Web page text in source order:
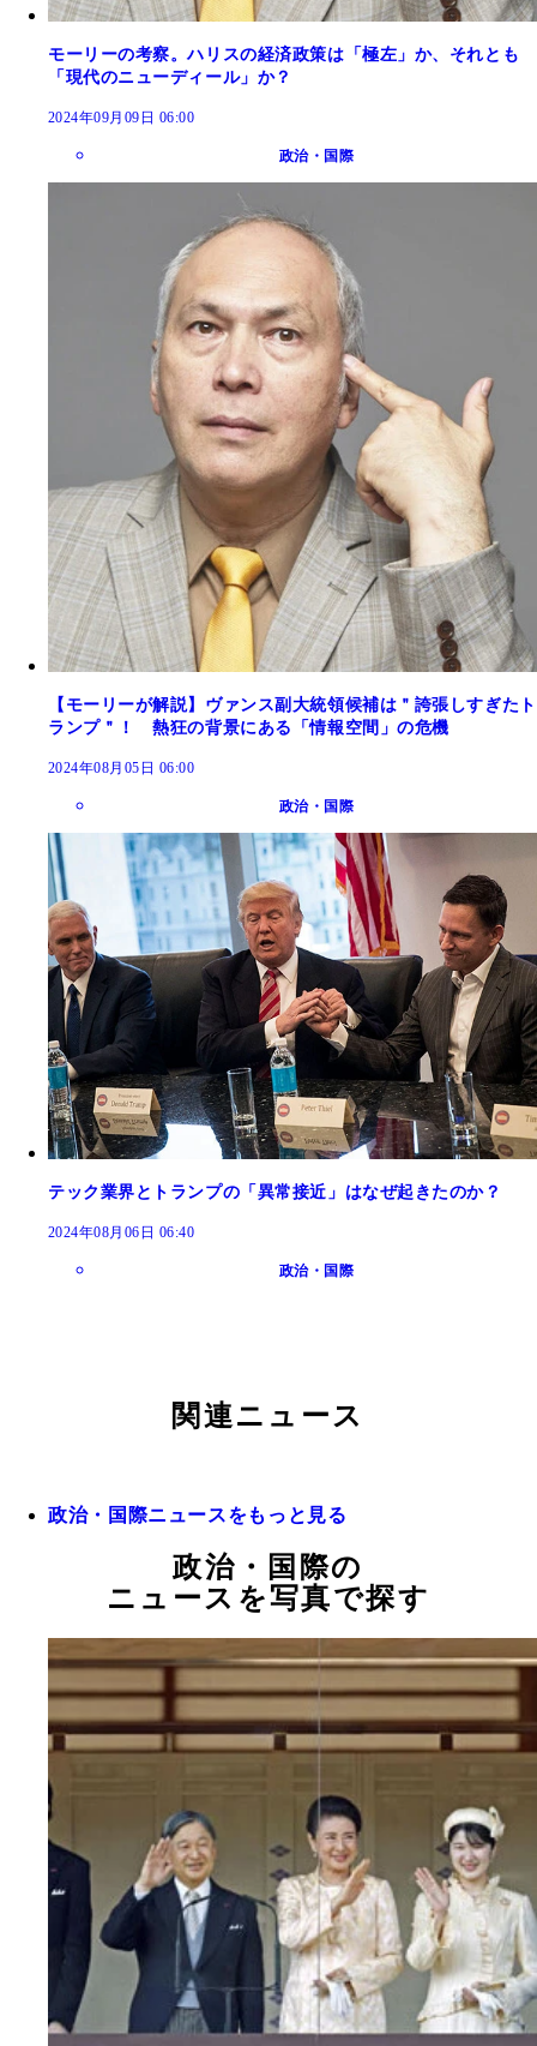
モーリーの考察。ハリスの経済政策は「極左」か、それとも
「現代のニューディール」か？
2024年09月09日 06:00
政治・国際
【モーリーが解説】ヴァンス副大統領候補は＂誇張しすぎたト
ランプ＂！ 熱狂の背景にある「情報空間」の危機
2024年08月05日 06:00
政治・国際
テック業界とトランプの「異常接近」はなぜ起きたのか？
2024年08月06日 06:40
政治・国際
関連ニュース
政治・国際ニュースをもっと見る
政治・国際の
ニュースを写真で探す